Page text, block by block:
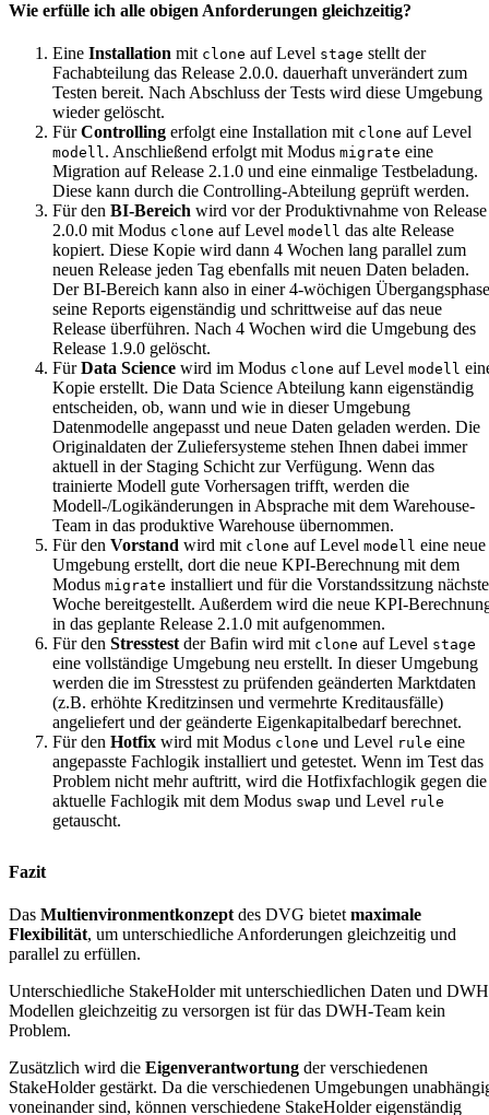
Wie erfülle ich alle obigen Anforderungen gleichzeitig?
Eine Installation mit clone auf Level stage stellt der
Fachabteilung das Release 2.0.0. dauerhaft unverändert zum
Testen bereit. Nach Abschluss der Tests wird diese Umgebung
wieder gelöscht.
FürControlling erfolgt eine Installation mit clone auf Level
modell. Anschließend erfolgt mit Modus migrate eine
Migration auf Release 2.1.0 und eine einmalige Testbeladung.
Diese kann durch die Controlling-Abteilung geprüft werden.
Für den BI-Bereich wird vor der Produktivnahme von Release
2.0.0 mit Modus clone auf Level modell das alte Release
kopiert. Diese Kopie wird dann 4 Wochen lang parallel zum
neuen Release jeden Tag ebenfalls mit neuen Daten beladen.
Der BI-Bereich kann also in einer 4-wöchigen Übergangsphase
seine Reports eigenständig und schrittweise auf das neue
Release überführen. Nach 4 Wochen wird die Umgebung des
Release 1.9.0 gelöscht.
FürData Science wird im Modus clone auf Level modell
Kopie erstellt. Die Data Science Abteilung kann eigenständig
entscheiden, ob, wann und wie in dieser Umgebung
Datenmodelle angepasst und neue Daten geladen werden. Die
Originaldaten der Zuliefersysteme stehen Ihnen dabei immer
aktuell in der Staging Schicht zur Verfügung. Wenn das
trainierte Modell gute Vorhersagen trifft, werden die
Modell-/Logikänderungen in Absprache mit dem Warehouse-
Team in das produktive Warehouse übernommen.
Für den Vorstand wird mit clone auf Level modell eine neue
Umgebung erstellt, dort die neue KPI-Berechnung mit dem
Modus migrate installiert und für die Vorstandssitzung nächste
Woche bereitgestellt. Außerdem wird die neue KPI-
in das geplante Release 2.1.0 mit aufgenommen.
Für den Stresstest der Bafin wird mit clone auf Level stage
eine vollständige Umgebung neu erstellt. In dieser Umgebung
werden die im Stresstest zu prüfenden geänderten Marktdaten
(z.B. erhöhte Kreditzinsen und vermehrte Kreditausfälle)
angeliefert und der geänderte Eigenkapitalbedarf berechnet.
Für den Hotfix wird mit Modus clone und Level rule eine
angepasste Fachlogik installiert und getestet. Wenn im Test das
Problem nicht mehr auftritt, wird die Hotfixfachlogik gegen die
aktuelle Fachlogik mit dem Modus swap und Level rule
getauscht.
Fazit
Das Multienvironmentkonzept des DVG bietet maximale
Flexibilität, um unterschiedliche Anforderungen gleichzeitig und
parallel zu erfüllen.
Unterschiedliche StakeHolder mit unterschiedlichen Daten und
Modellen gleichzeitig zu versorgen ist für das DWH-Team kein
Problem.
Zusätzlich wird die Eigenverantwortung der verschiedenen
StakeHolder gestärkt. Da die verschiedenen Umgebungen
voneinander sind, können verschiedene StakeHolder eigenständig